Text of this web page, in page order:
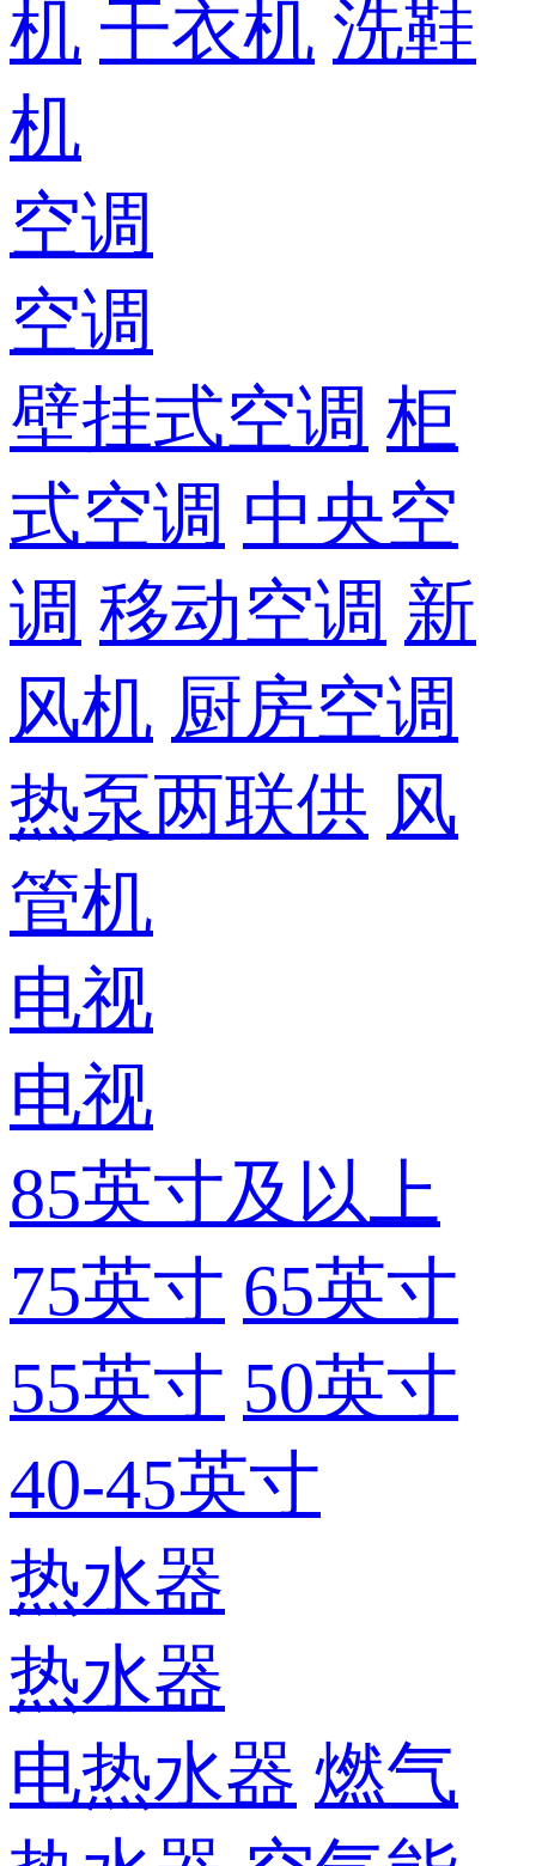
机 干衣机 洗鞋
机
空调
空调
壁挂式空调 柜
式空调 中央空
调 移动空调 新
风机 厨房空调
热泵两联供 风
管机
电视
电视
85英寸及以上
75英寸 65英寸
55英寸 50英寸
40-45英寸
热水器
热水器
电热水器 燃气